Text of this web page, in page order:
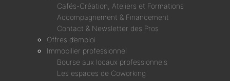
Cafés-Création, Ateliers et Formations
Accompagnement & Financement
Contact & Newsletter des Pros
Offres d’emploi
Immobilier professionnel
Bourse aux locaux professionnels
Les espaces de Coworking